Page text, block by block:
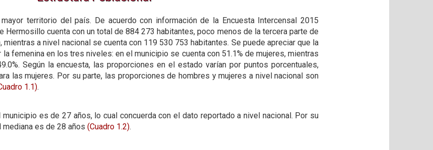
territorio del país. De acuerdo con información de la Encuesta Intercensal 2015
Hermosillo cuenta con un total de 884 273 habitantes, poco menos de la tercera parte de
a nivel nacional se cuenta con 119 530 753 habitantes. Se puede apreciar que la
femenina en los tres niveles: en el municipio se cuenta con 51.1% de mujeres, mientras
Según la encuesta, las proporciones en el estado varían por puntos porcentuales,
las mujeres. Por su parte, las proporciones de hombres y mujeres a nivel nacional son
1.1).
es de 27 años, lo cual concuerda con el dato reportado a nivel nacional. Por su
es de 28 años (Cuadro 1.2).